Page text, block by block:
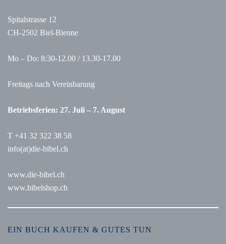
Spitalstrasse 12
CH-2502 Biel-Bienne
Mo – Do: 8:30-12.00 / 13.30-17.00
Freitags nach Vereinbarung
Betriebsferien: 27. Juli – 7. August
T +41 32 322 38 58
info(at)die-bibel.ch
www.die-bibel.ch
www.bibelshop.ch
EIN BUCH KAUFEN & GUTES TUN